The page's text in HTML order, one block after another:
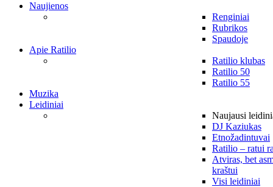
Naujienos
Renginiai
Rubrikos
Spaudoje
Apie Ratilio
Ratilio klubas
Ratilio 50
Ratilio 55
Muzika
Leidiniai
Naujausi
DJ Kaziukas
Etnožadintuvai
Ratilio – ratui
Atviras, bet
kraštui
Visi leidiniai